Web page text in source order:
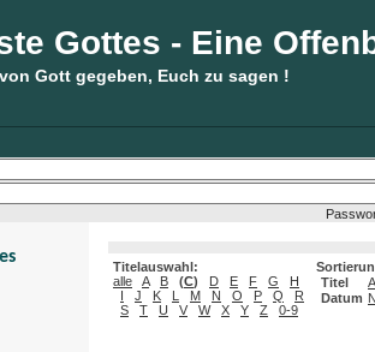
Gottes - Eine
Gott gegeben, Euch zu sagen !
Titelauswahl:
alle
A B (C) D E F G
H
I
J K L M N O P Q
R
S
T U V W X Y Z 0-9
Titel
Datum